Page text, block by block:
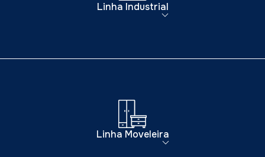
Linha Industrial
Linha Moveleira